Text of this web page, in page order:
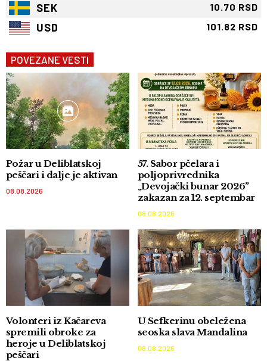
SEK 10.70 RSD
USD 101.82 RSD
POVEZANE VESTI
Požar u Deliblatskoj
peščari i dalje je aktivan
08.08.2026
57. Sabor pčelara i
poljoprivrednika
„Devojački bunar 2026”
zakazan za 12. septembar
08.08.2026
Volonteri iz Kačareva
spremili obroke za
heroje u Deliblatskoj
peščari
U Sefkerinu obeležena
seoska slava Mandalina
08.08.2026